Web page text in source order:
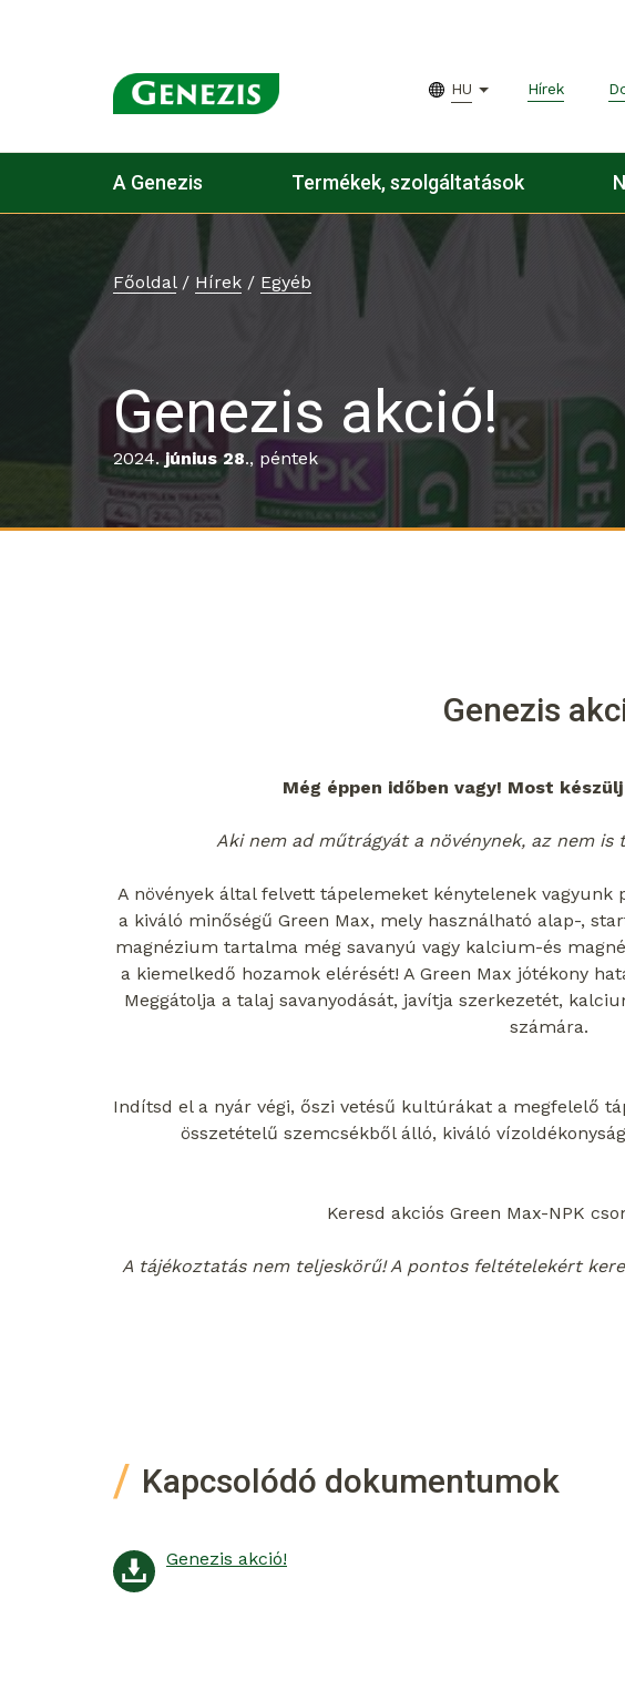
HU Hírek
A Genezis Termékek, szolgáltatások
Főoldal/ Hírek / Egyéb
Genezis akció!
2024.június 28., péntek
Genezis
Még éppen időben vagy! Most
Aki nem ad műtrágyát a növénynek, az nem
A növények által felvett tápelemeket kénytelenek vagyunk
a kiváló minőségű Green Max, mely használható alap-,
magnézium tartalma még savanyú vagy kalcium-és
a kiemelkedő hozamok elérését! A Green Max jótékony
Meggátolja a talaj savanyodását, javítja szerkezetét,
számára.
Indítsd el a nyár végi, őszi vetésű kultúrákat a megfelelő
összetételű szemcsékből álló, kiváló
Keresd akciós Green Max-NPK
A tájékoztatás nem teljeskörű! A pontos feltételekért
Kapcsolódó dokumentumok
Genezis akció!